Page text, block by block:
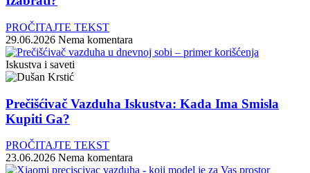
PROČITAJTE TEKST
29.06.2026 Nema komentara
Iskustva i saveti
Prečišćivač Vazduha Iskustva: Kada Ima Smisla
Kupiti Ga?
PROČITAJTE TEKST
23.06.2026 Nema komentara